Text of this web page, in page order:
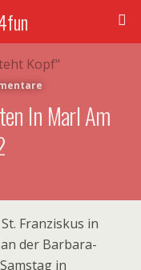
In Marl Am
Franziskus in
der Barbara-
in